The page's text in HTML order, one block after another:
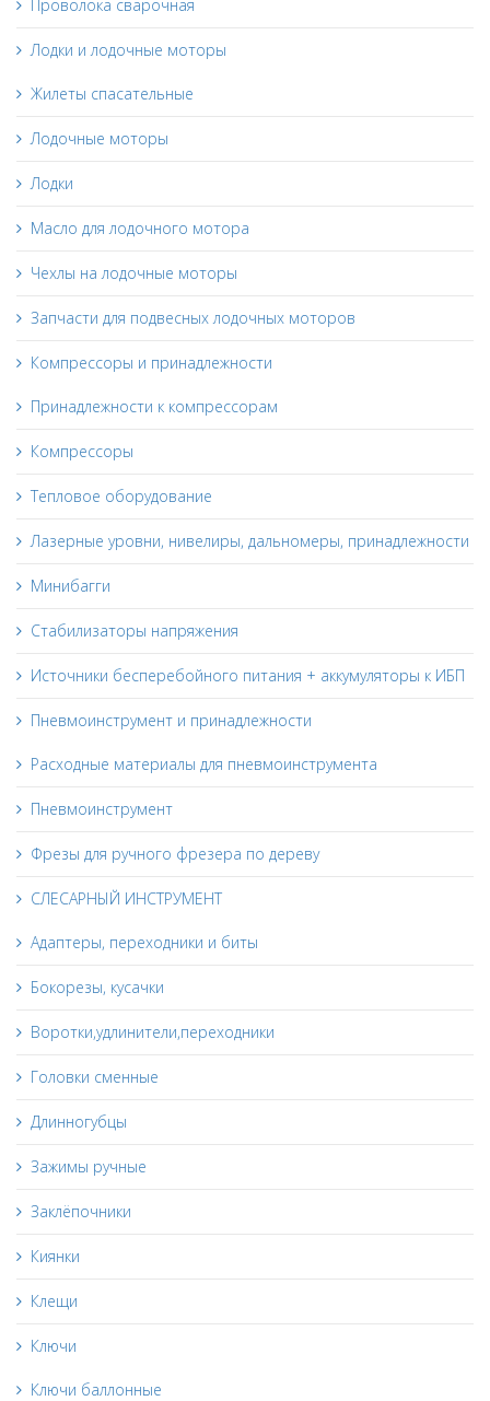
Проволока сварочная
Лодки и лодочные моторы
Жилеты спасательные
Лодочные моторы
Лодки
Масло для лодочного мотора
Чехлы на лодочные моторы
Запчасти для подвесных лодочных моторов
Компрессоры и принадлежности
Принадлежности к компрессорам
Компрессоры
Тепловое оборудование
Лазерные уровни, нивелиры, дальномеры, принадлежности
Минибагги
Стабилизаторы напряжения
Источники бесперебойного питания + аккумуляторы к ИБП
Пневмоинструмент и принадлежности
Расходные материалы для пневмоинструмента
Пневмоинструмент
Фрезы для ручного фрезера по дереву
СЛЕСАРНЫЙ ИНСТРУМЕНТ
Адаптеры, переходники и биты
Бокорезы, кусачки
Воротки,удлинители,переходники
Головки сменные
Длинногубцы
Зажимы ручные
Заклёпочники
Киянки
Клещи
Ключи
Ключи баллонные